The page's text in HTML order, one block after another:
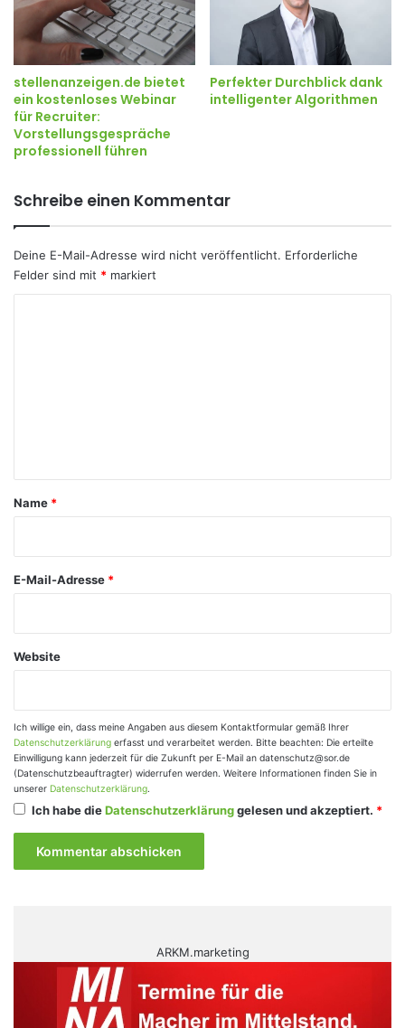
stellenanzeigen.de bietet
ein kostenloses Webinar
für Recruiter:
Vorstellungsgespräche
professionell führen
Perfekter Durchblick dank
intelligenter Algorithmen
Schreibe einen Kommentar
Deine E-Mail-Adresse wird nicht veröffentlicht. Erforderliche
Felder sind mit * markiert
a
Name *
E-Mail-Adresse *
Website
Ich willige ein, dass meine Angaben aus diesem Kontaktformular gemäß Ihrer
Datenschutzerklärung erfasst und verarbeitet werden. Bitte beachten: Die erteilte
Einwilligung kann jederzeit für die Zukunft per E-Mail an datenschutz@sor.de
(Datenschutzbeauftragter) widerrufen werden. Weitere Informationen finden Sie in
unserer Datenschutzerklärung.
Ich habe dieDatenschutzerklärunggelesen und akzeptiert. *
ARKM.marketing